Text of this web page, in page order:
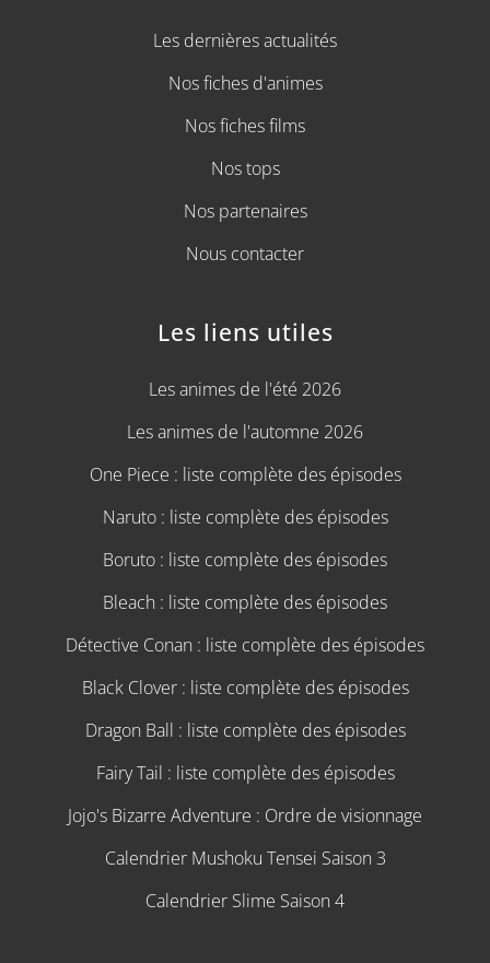
Les dernières actualités
Nos fiches d'animes
Nos fiches films
Nos tops
Nos partenaires
Nous contacter
Les liens utiles
Les animes de l'été 2026
Les animes de l'automne 2026
One Piece : liste complète des épisodes
Naruto : liste complète des épisodes
Boruto : liste complète des épisodes
Bleach : liste complète des épisodes
Détective Conan : liste complète des épisodes
Black Clover : liste complète des épisodes
Dragon Ball : liste complète des épisodes
Fairy Tail : liste complète des épisodes
Jojo's Bizarre Adventure : Ordre de visionnage
Calendrier Mushoku Tensei Saison 3
Calendrier Slime Saison 4